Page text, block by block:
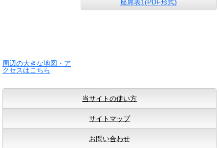
周辺の大きな地図・ア
クセスはこちら
座席表1(PDF形式)
当サイトの使い方
サイトマップ
お問い合わせ